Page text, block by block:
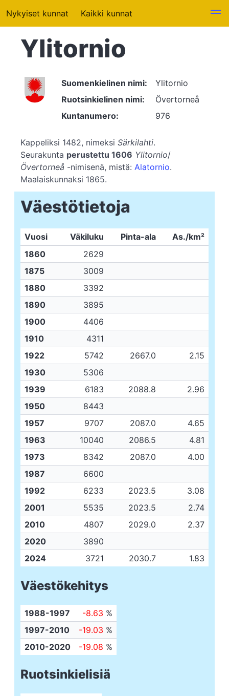
Nykyiset kunnat Kaikki kunnat
Ylitornio
Suomenkielinen nimi:
Ylitornio
Ruotsinkielinen nimi:
Övertorneå
Kuntanumero:
976
Kappeliksi 1482, nimeksi Särkilahti.
Seurakunta perustettu 1606 Ylitornio/
Övertorneå -nimisenä, mistä: Alatornio.
Maalaiskunnaksi 1865.
Väestötietoja
Vuosi Väkiluku Pinta-ala
As./km²
1860
2629
1875
3009
1880
3392
1890
3895
1900
4406
1910
4311
1922
5742 2667.0
2.15
1930
5306
1939
6183 2088.8
2.96
1950
8443
1957
9707 2087.0
4.65
1963
10040 2086.5
4.81
1973
8342 2087.0
4.00
1987
6600
1992
6233 2023.5
3.08
2001
5535 2023.5
2.74
2010
4807 2029.0
2.37
2020
3890
2024
3721 2030.7 1.83
Väestökehitys
1988-1997 -8.63 %
1997-2010
-19.03 %
2010-2020
-19.08 %
Ruotsinkielisiä